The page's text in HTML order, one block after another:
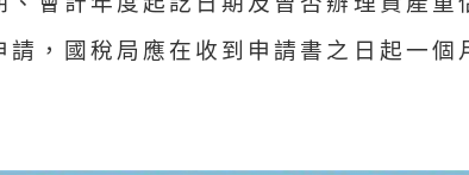
請，國稅局應在收到申請書之日起一個